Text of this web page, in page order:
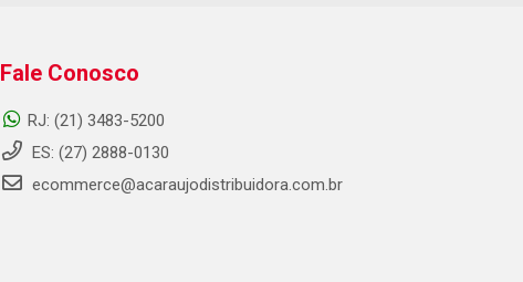
Fale Conosco
RJ: (21) 3483-5200
ES: (27) 2888-0130
ecommerce@acaraujodistribuidora.com.br